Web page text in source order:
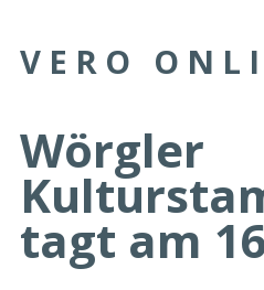
VERO
Wörgler
tagt am